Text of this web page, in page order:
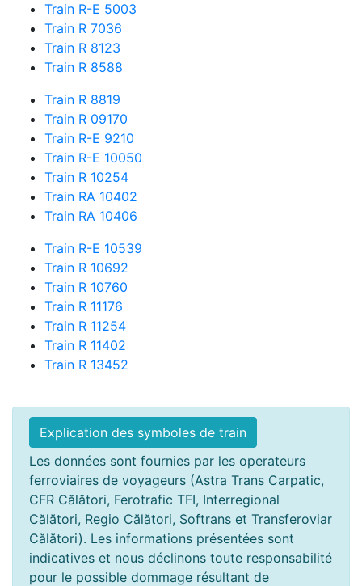
Train R-E 5003
Train R 7036
Train R 8123
Train R 8588
Train R 8819
Train R 09170
Train R-E 9210
Train R-E 10050
Train R 10254
Train RA 10402
Train RA 10406
Train R-E 10539
Train R 10692
Train R 10760
Train R 11176
Train R 11254
Train R 11402
Train R 13452
Explication des symboles de train
Les données sont fournies par les operateurs
ferroviaires de voyageurs (Astra Trans Carpatic,
CFR Călători, Ferotrafic TFI, Interregional
Călători, Regio Călători, Softrans et Transferoviar
Călători). Les informations présentées sont
indicatives et nous déclinons toute responsabilité
pour le possible dommage résultant de